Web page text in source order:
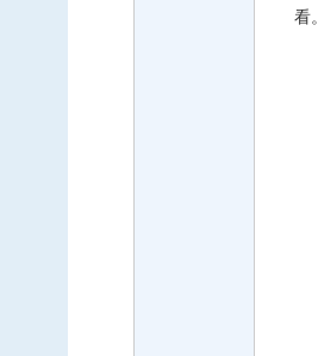
看。